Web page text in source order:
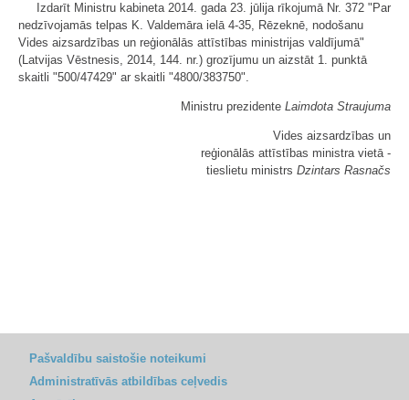
Izdarīt Ministru kabineta 2014. gada 23. jūlija rīkojumā Nr. 372 "Par
nedzīvojamās telpas K. Valdemāra ielā 4-35, Rēzeknē, nodošanu
Vides aizsardzības un reģionālās attīstības ministrijas valdījumā"
(Latvijas Vēstnesis, 2014, 144. nr.) grozījumu un aizstāt 1. punktā
skaitli "500/47429" ar skaitli "4800/383750".
Ministru prezidente Laimdota Straujuma
Vides aizsardzības un
reģionālās attīstības ministra vietā -
tieslietu ministrs Dzintars Rasnačs
Pašvaldību saistošie noteikumi
Administratīvās atbildības ceļvedis